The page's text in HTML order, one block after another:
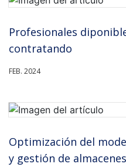
Profesionales
contratando
FEB. 2024
Optimización del
y gestión de almacenes